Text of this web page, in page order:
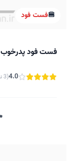
🍔فست فود
فست فود پدرخوب
4.0(3 نظر)